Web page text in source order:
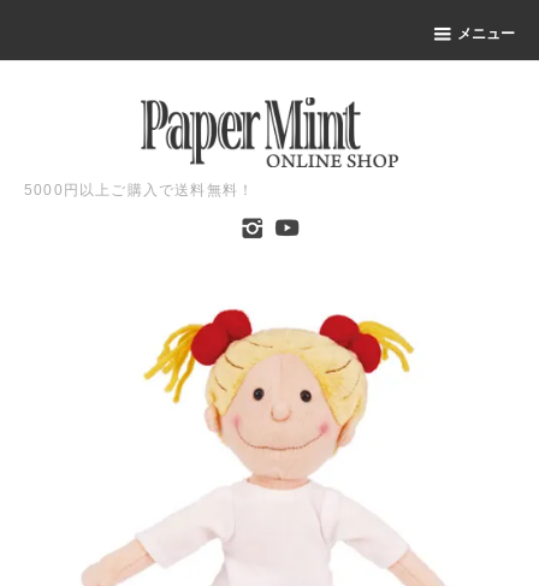
メニュー
5000円以上ご購入で送料無料！